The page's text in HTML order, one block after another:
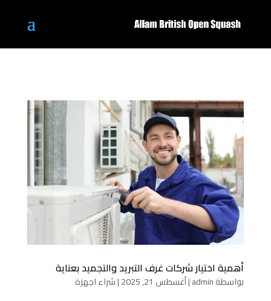
أهمية اختيار شركات غرف التبريد والتجميد بعناية
بواسطةadmin
|أغسطس 21, 2025 |شراء اجهزة